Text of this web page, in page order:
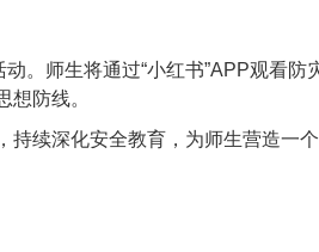
。师生将通过“小红书”APP观看
防线。
续深化安全教育，为师生营造一